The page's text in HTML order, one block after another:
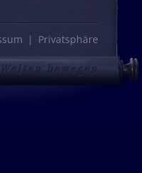
Privatsphäre